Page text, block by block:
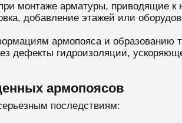
монтаже арматуры, приводящие к
добавление этажей или
армопояса и образованию
дефекты гидроизоляции,
армопоясов
последствиям: